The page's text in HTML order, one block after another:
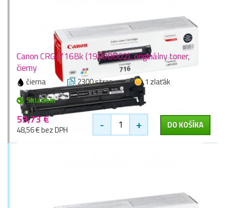
Canon CRG-716Bk (1980B002), originálny toner,
čierny
čierna 2300 stran
1 zlaťák
Skladom
59,73 €
48,56 € bez DPH - + DO KOŠÍKA